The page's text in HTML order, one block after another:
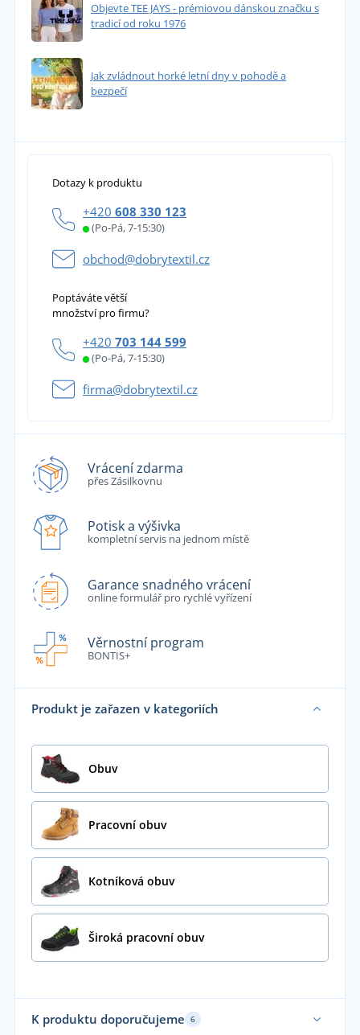
Objevte TEE JAYS - prémiovou dánskou značku s
tradicí od roku 1976
Jak zvládnout horké letní dny v pohodě a
bezpečí
Dotazy k produktu
+420 608 330 123
(Po-Pá, 7-15:30)
obchod@dobrytextil.cz
Poptáváte větší
množství pro firmu?
+420 703 144 599
(Po-Pá, 7-15:30)
firma@dobrytextil.cz
Vrácení zdarma
přes Zásilkovnu
Potisk a výšivka
kompletní servis na jednom místě
Garance snadného vrácení
online formulář pro rychlé vyřízení
Věrnostní program
BONTIS+
Produkt je zařazen v kategoriích
Obuv
Pracovní obuv
Kotníková obuv
Široká pracovní obuv
K produktu doporučujeme 6